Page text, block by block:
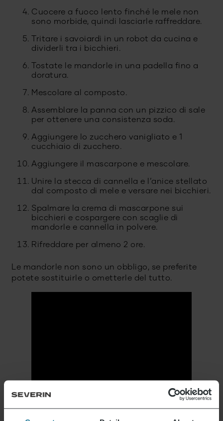
Cuocere a fuoco lento finché le mele non
sono morbide, quindi lasciarle raffreddare.
Tritare i savoiardi in un robot da cucina e
dividerli tra i bicchieri.
Tostate le mandorle in una padella fino a
doratura.
Mescolare al composto.
Assemblare la panna con un pizzico di sale
per ottenere una consistenza soda.
Aggiungere lo zucchero vanigliato e 1
cucchiaio di zucchero.
Aggiungere il mascarpone e mescolare.
Unire la stecca di cannella e l’anice stellato
dal composto di mele e versare nei bicchieri.
Spalmare la crema di mascarpone sui
bicchieri e cospargere con scaglie di
mandorle e cannella in polvere.
Rifreddare per almeno 2 ore.
Le mandorle non sono un obbligo, se preferite
potete sostituirle o ometterle del tutto.